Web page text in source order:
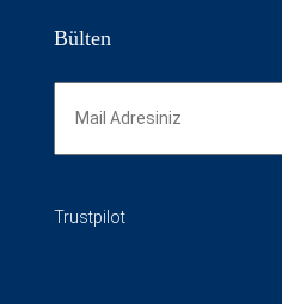
Bülten
Trustpilot